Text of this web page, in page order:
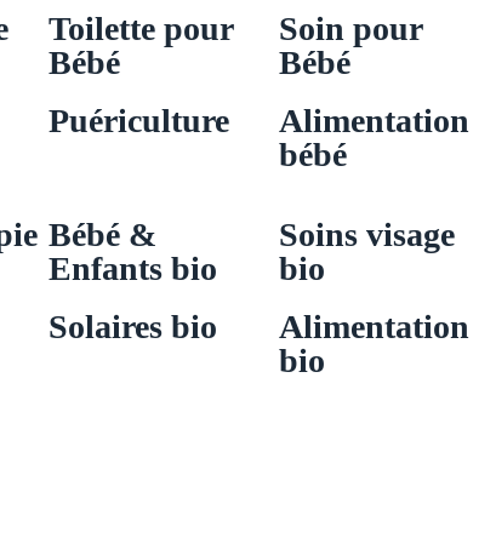
Toilette pour
Bébé
Puériculture
Soin pour
Bébé
Alimentation
bébé
Bébé &
Enfants bio
Solaires bio
Soins visage
bio
Alimentation
bio